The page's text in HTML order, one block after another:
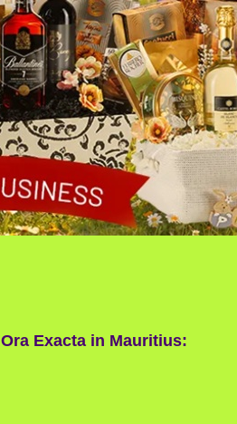
Ora Exacta in Mauritius: